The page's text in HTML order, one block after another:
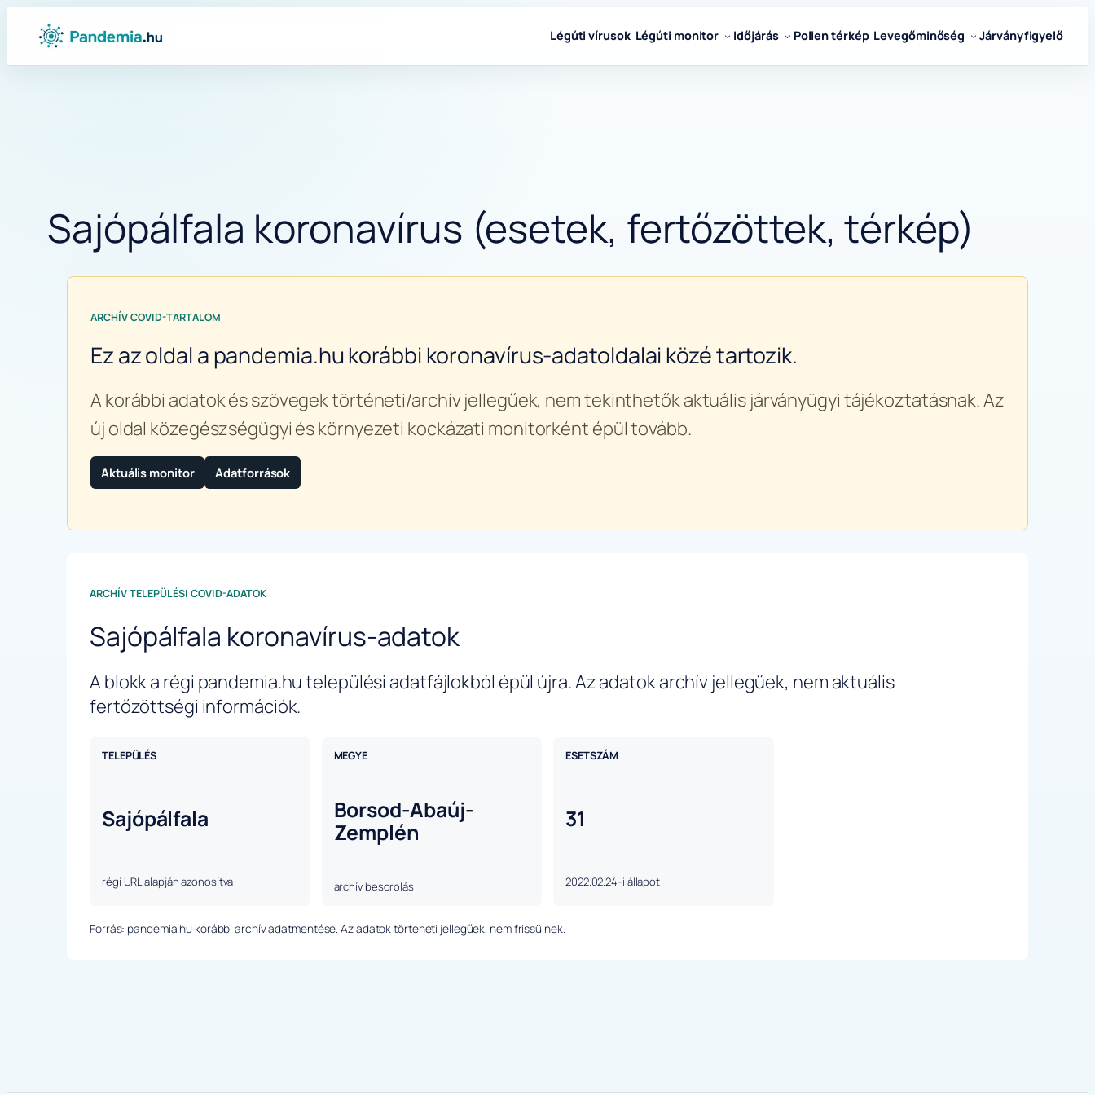
Ugrás
tartalomhoz
Légúti vírusok Légúti monitor Időjárás Pollen térkép Levegőminőség Járványfigyelő
Sajópálfala koronavírus (esetek, fertőzöttek, térkép)
ARCHÍV COVID-TARTALOM
Ez az oldal a pandemia.hu korábbi koronavírus-adatoldalai közé tartozik.
A korábbi adatok és szövegek történeti/archív jellegűek, nem tekinthetők aktuális járványügyi tájékoztatásnak. Az
új oldal közegészségügyi és környezeti kockázati monitorként épül tovább.
Aktuális monitor Adatforrások
ARCHÍV TELEPÜLÉSI COVID-ADATOK
Sajópálfala koronavírus-adatok
A blokk a régi pandemia.hu települési adatfájlokból épül újra. Az adatok archív jellegűek, nem aktuális
fertőzöttségi információk.
TELEPÜLÉS
Sajópálfala
régi URL alapján azonosítva
MEGYE
Borsod-Abaúj-
Zemplén
archív besorolás
ESETSZÁM
31
2022.02.24-i állapot
Forrás: pandemia.hu korábbi archív adatmentése. Az adatok történeti jellegűek, nem frissülnek.